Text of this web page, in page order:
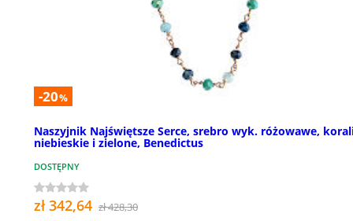
-20%
Naszyjnik Najświętsze Serce, srebro wyk. różowawe,
niebieskie i zielone, Benedictus
DOSTĘPNY
zł 342,64 zł 428,30